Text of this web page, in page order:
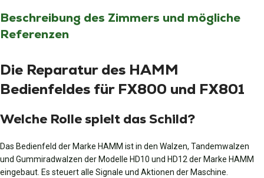
Beschreibung des Zimmers und mögliche
Referenzen
Die Reparatur des HAMM
Bedienfeldes für FX800 und FX801
Welche Rolle spielt das Schild?
Das Bedienfeld der Marke HAMM ist in den Walzen, Tandemwalzen
und Gummiradwalzen der Modelle HD10 und HD12 der Marke HAMM
eingebaut. Es steuert alle Signale und Aktionen der Maschine.